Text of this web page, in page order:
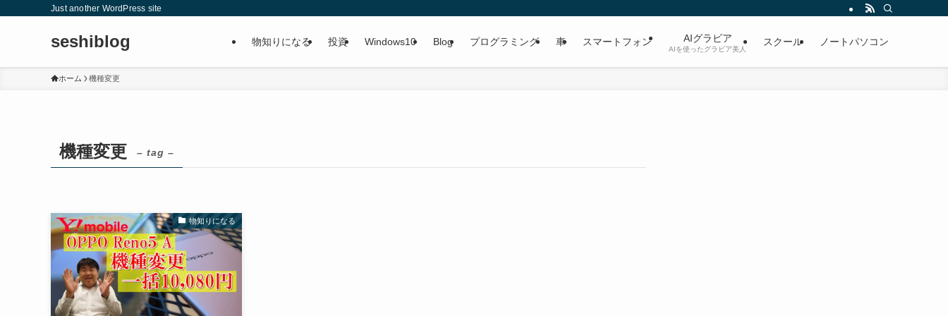
Just another WordPress site
seshiblog 物知りになる 投資 Windows10 Blog プログラミング 車 スマートフォン AIグラビア
AIを使ったグラビア美人
スクール ノートパソコン
ホーム 機種変更
機種変更 – tag –
物知りになる